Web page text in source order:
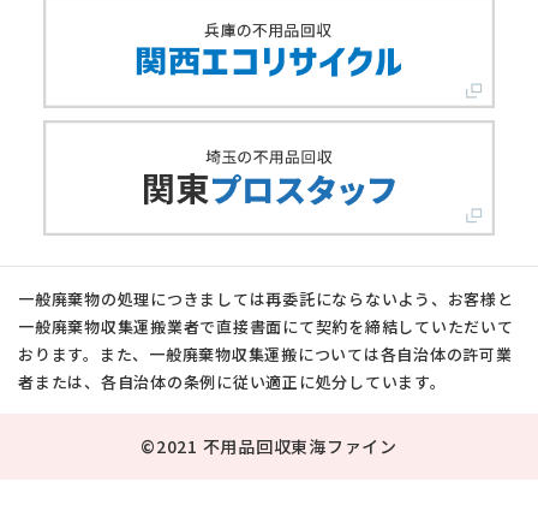
一般廃棄物の処理につきましては再委託にならないよう、お客様と
一般廃棄物収集運搬業者で直接書面にて契約を締結していただいて
おります。また、一般廃棄物収集運搬については各自治体の許可業
者または、各自治体の条例に従い適正に処分しています。
©2021 不用品回収東海ファイン